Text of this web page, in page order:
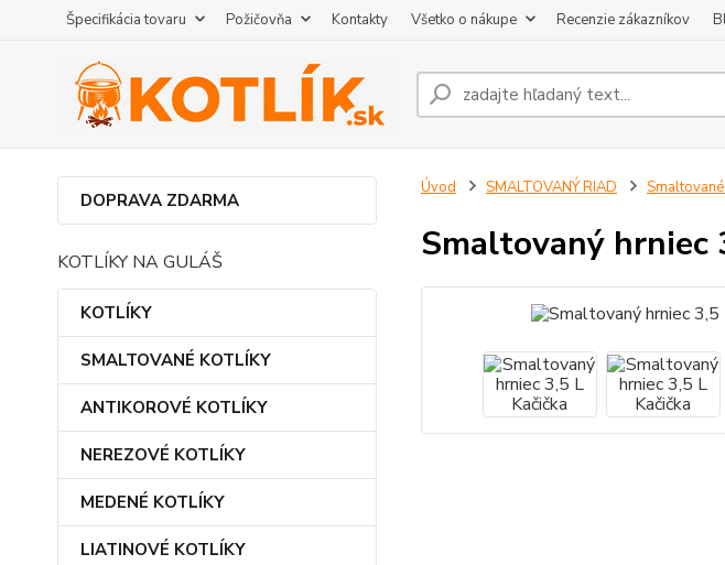
Špecifikácia tovaru Požičovňa Kontakty Všetko o nákupe Recenzie zákazníkov
DOPRAVA ZDARMA
KOTLÍKY NA GULÁŠ
KOTLÍKY
SMALTOVANÉ KOTLÍKY
ANTIKOROVÉ KOTLÍKY
NEREZOVÉ KOTLÍKY
MEDENÉ KOTLÍKY
LIATINOVÉ KOTLÍKY
Úvod SMALTOVANÝ RIAD
Smaltovaný hrniec